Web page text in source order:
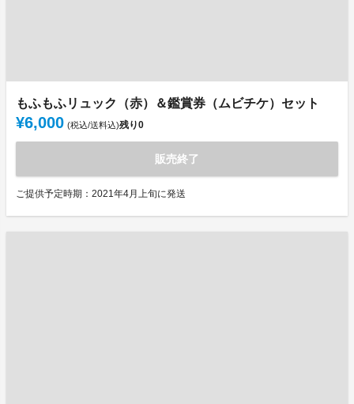
もふもふリュック（赤）＆鑑賞券（ムビチケ）セット
¥6,000 (税込/送料込)残り0
販売終了
ご提供予定時期：2021年4月上旬に発送